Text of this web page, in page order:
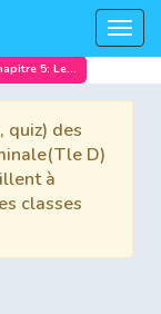
Chapitre 5: Les verbes du troisiÃ¨me groupe aux temps simples et composÃ©sde l'indicatif
quiz) des
D)
à
classes